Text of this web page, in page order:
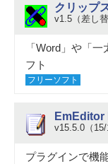
クリップ
v1.5（差し替
「Word」や「
フト
フリーソフト
EmEditor
v15.5.0（15/
プラグインで機